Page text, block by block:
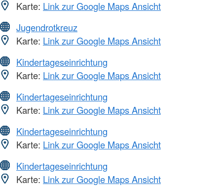
Karte: Link zur Google Maps Ansicht
Jugendrotkreuz
Karte: Link zur Google Maps Ansicht
Kindertageseinrichtung
Karte: Link zur Google Maps Ansicht
Kindertageseinrichtung
Karte: Link zur Google Maps Ansicht
Kindertageseinrichtung
Karte: Link zur Google Maps Ansicht
Kindertageseinrichtung
Karte: Link zur Google Maps Ansicht